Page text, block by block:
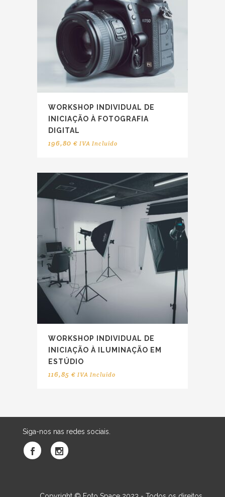
WORKSHOP INDIVIDUAL DE
INICIAÇÃO À FOTOGRAFIA
DIGITAL
196,80 € IVA Incluido
WORKSHOP INDIVIDUAL DE
INICIAÇÃO À ILUMINAÇÃO EM
ESTÚDIO
116,85 € IVA Incluido
Siga-nos nas redes sociais.